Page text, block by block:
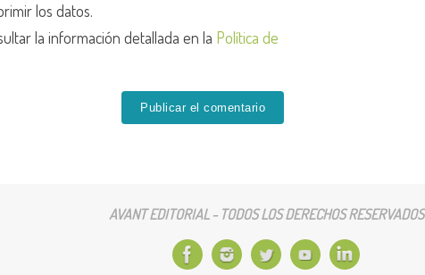
los datos.
la información detallada en la Política de
AVANT EDITORIAL - TODOS LOS DERECHOS RESERVADOS